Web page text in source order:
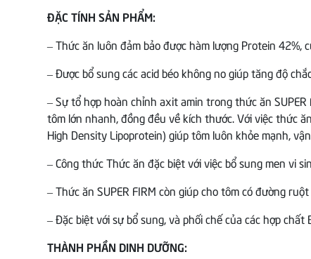
ĐẶC TÍNH SẢN PHẨM:
– Thức ăn luôn đảm bảo được hàm lượng Protein ­42%,
– Được bổ sung các acid béo không no giúp tăng độ
– Sự tổ hợp hoàn chỉnh axit amin trong thức ăn
tôm lớn nhanh, đồng đều về kích thước. Với việc thức
High Density Lipoprotein) giúp tôm luôn khỏe mạnh,
– Công thức Thức ăn đặc biệt với việc bổ sung men vi
– Thức ăn SUPER FIRM còn giúp cho tôm có đường
– Đặc biệt với sự bổ sung, và phối chế của các hợp
THÀNH PHẦN DINH DƯỠNG: